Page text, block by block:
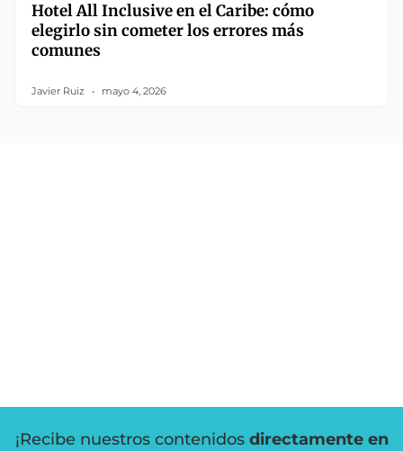
Hotel All Inclusive en el Caribe: cómo
elegirlo sin cometer los errores más
comunes
Javier Ruiz mayo 4, 2026
¡Recibe nuestros contenidos directamente en